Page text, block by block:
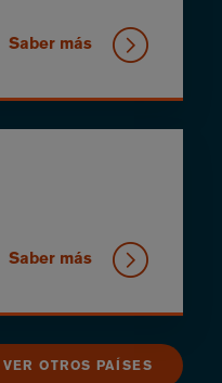
Saber más
Saber más
VER OTROS PAÍSES